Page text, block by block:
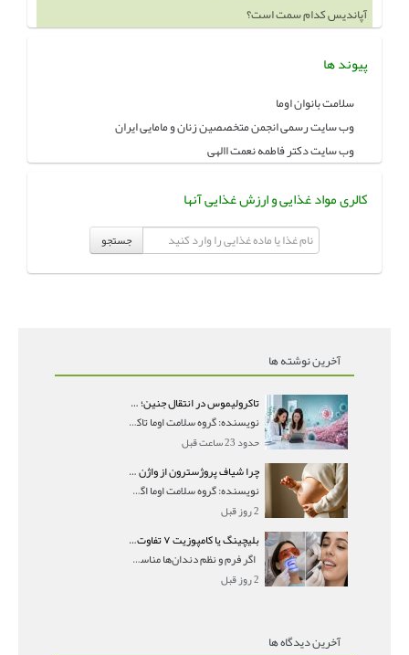
آپاندیس کدام سمت است؟
پیوند ها
سلامت بانوان اوما
وب سایت رسمی انجمن متخصصین زنان و مامایی ایران
وب سایت دکتر فاطمه نعمت االهی
کالری مواد غذایی و ارزش غذایی آنها
جستجو
آخرین نوشته ها
تاکرولیموس در انتقال جنین؛ آیا شانس لانه‌گزینی را افزایش می‌دهد؟
نویسنده: گروه سلامت اوما تاکرولیموس در انتقال جنین
حدود 23 ساعت قبل
چرا شیاف پروژسترون از واژن بیرون می‌ریزد؟ میزان جذب و زمان صحیح مصرف
نویسنده: گروه سلامت اوما اگر بعد از گذاشتن شیاف پر
2 روز قبل
بلیچینگ یا کامپوزیت ۷ تفاوت مهم برای انتخاب درست
اگر فرم و نظم دندان‌ها مناسب است و مشکل
2 روز قبل
آخرین دیدگاه ها